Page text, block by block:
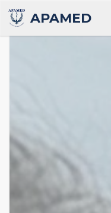
APAMED